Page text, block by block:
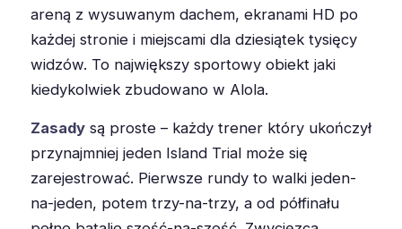
areną z wysuwanym dachem, ekranami HD po
każdej stronie i miejscami dla dziesiątek tysięcy
widzów. To największy sportowy obiekt jaki
kiedykolwiek zbudowano w Alola.
Zasady są proste – każdy trener który ukończył
przynajmniej jeden Island Trial może się
zarejestrować. Pierwsze rundy to walki jeden-
na-jeden, potem trzy-na-trzy, a od półfinału